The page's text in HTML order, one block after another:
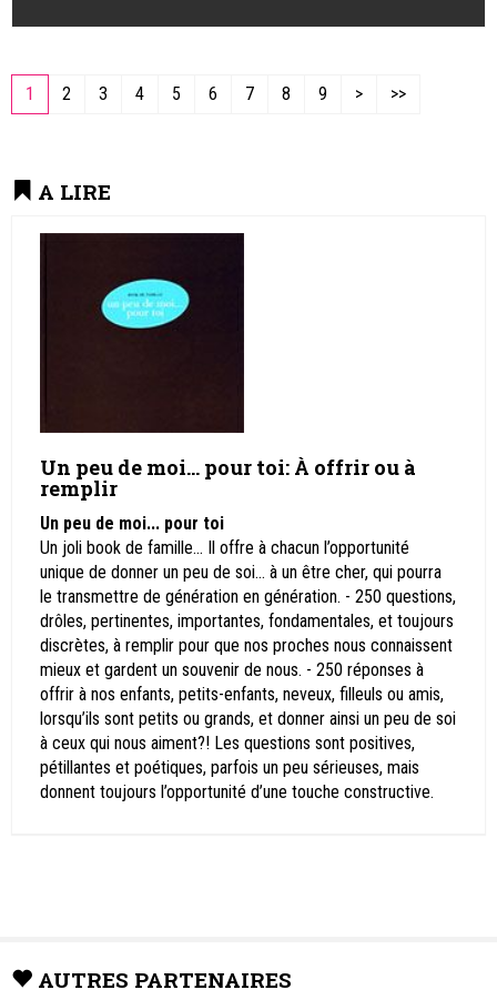
1 2 3 4 5 6 7 8 9 > >>
A LIRE
Un peu de moi... pour toi: À offrir ou à
remplir
Un peu de moi... pour toi
Un joli book de famille... Il offre à chacun l’opportunité
unique de donner un peu de soi… à un être cher, qui pourra
le transmettre de génération en génération. - 250 questions,
drôles, pertinentes, importantes, fondamentales, et toujours
discrètes, à remplir pour que nos proches nous connaissent
mieux et gardent un souvenir de nous. - 250 réponses à
offrir à nos enfants, petits-enfants, neveux, filleuls ou amis,
lorsqu’ils sont petits ou grands, et donner ainsi un peu de soi
à ceux qui nous aiment?! Les questions sont positives,
pétillantes et poétiques, parfois un peu sérieuses, mais
donnent toujours l’opportunité d’une touche constructive.
AUTRES PARTENAIRES